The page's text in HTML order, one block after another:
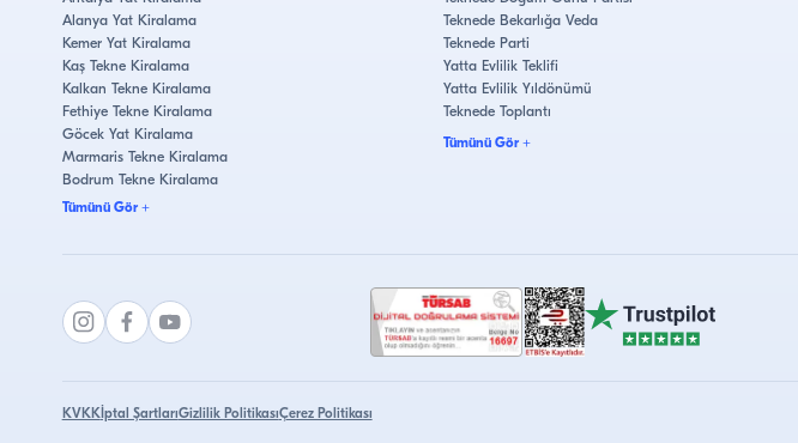
Alanya Yat Kiralama
Kemer Yat Kiralama
Kaş Tekne Kiralama
Kalkan Tekne Kiralama
Fethiye Tekne Kiralama
Göcek Yat Kiralama
Marmaris Tekne Kiralama
Bodrum Tekne Kiralama
Çeşme Yat Kiralama
Tümünü Gör+
Teknede Bekarlığa Veda
Teknede Parti
Yatta Evlilik Teklifi
Yatta Evlilik Yıldönümü
Teknede Toplantı
Tümünü Gör+
KVKKİptal ŞartlarıGizlilik PolitikasıÇerez Politikası